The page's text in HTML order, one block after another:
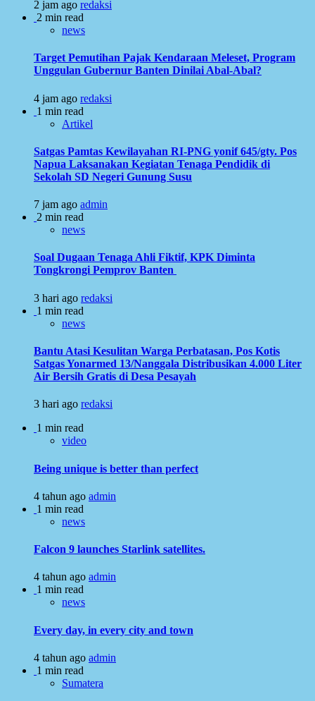
2 jam ago redaksi
2 min read
news
Target Pemutihan Pajak Kendaraan Meleset, Program
Unggulan Gubernur Banten Dinilai Abal-Abal?
4 jam ago redaksi
1 min read
Artikel
Satgas Pamtas Kewilayahan RI-PNG yonif 645/gty. Pos
Napua Laksanakan Kegiatan Tenaga Pendidik di
Sekolah SD Negeri Gunung Susu
7 jam ago admin
2 min read
news
Soal Dugaan Tenaga Ahli Fiktif, KPK Diminta
Tongkrongi Pemprov Banten
3 hari ago redaksi
1 min read
news
Bantu Atasi Kesulitan Warga Perbatasan, Pos Kotis
Satgas Yonarmed 13/Nanggala Distribusikan 4.000 Liter
Air Bersih Gratis di Desa Pesayah
3 hari ago redaksi
1 min read
video
Being unique is better than perfect
4 tahun ago admin
1 min read
news
Falcon 9 launches Starlink satellites.
4 tahun ago admin
1 min read
news
Every day, in every city and town
4 tahun ago admin
1 min read
Sumatera